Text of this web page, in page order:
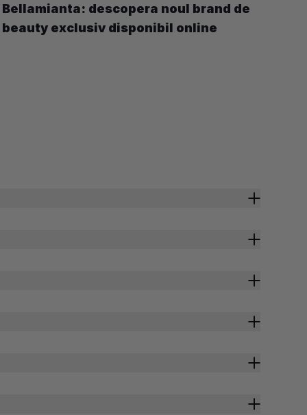
Bellamianta: descopera noul brand de
beauty exclusiv disponibil online